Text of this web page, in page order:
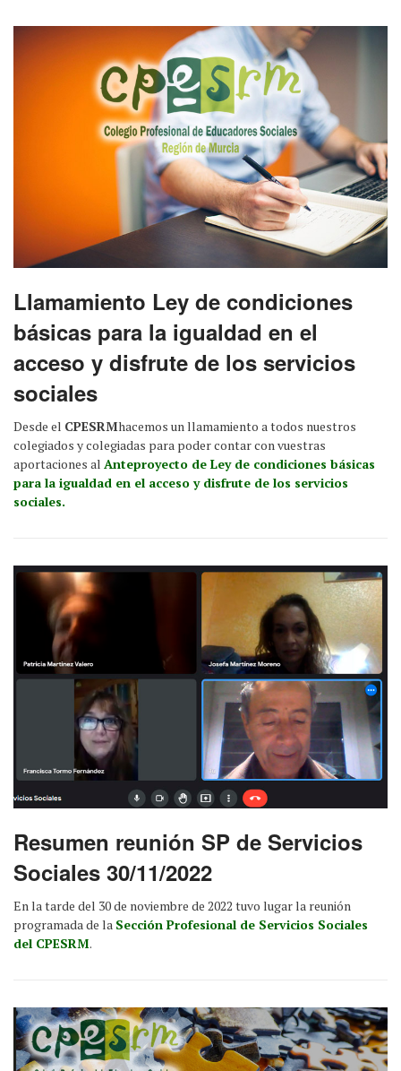
Llamamiento Ley de condiciones
básicas para la igualdad en el
acceso y disfrute de los servicios
sociales
Desde el CPESRMhacemos un llamamiento a todos nuestros
colegiados y colegiadas para poder contar con vuestras
aportaciones al Anteproyecto de Ley de condiciones básicas
para la igualdad en el acceso y disfrute de los servicios
sociales.
Resumen reunión SP de Servicios
Sociales 30/11/2022
En la tarde del 30 de noviembre de 2022 tuvo lugar la reunión
programada de la Sección Profesional de Servicios Sociales
del CPESRM.